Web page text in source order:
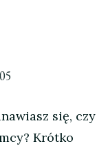
się, czy
Krótko